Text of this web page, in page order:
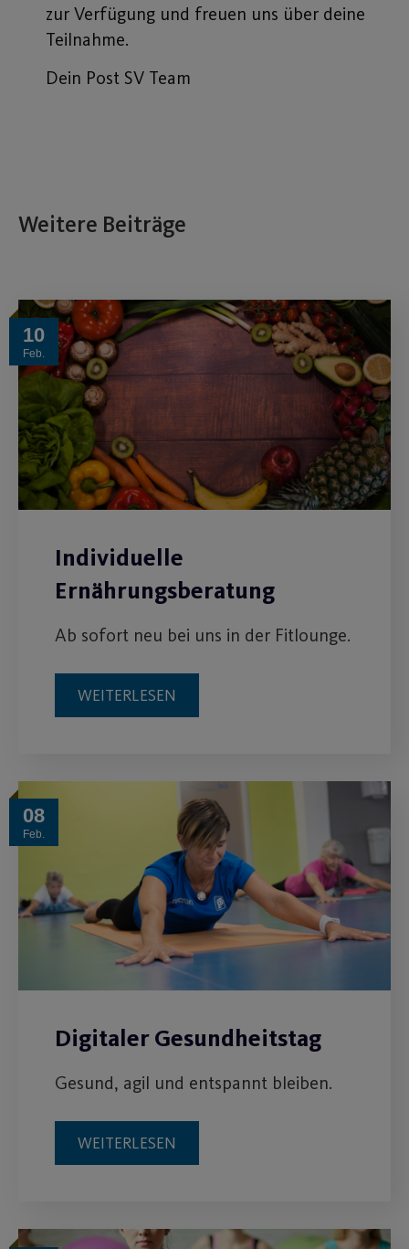
zur Verfügung und freuen uns über deine
Teilnahme.
Dein Post SV Team
Weitere Beiträge
10
Feb.
Individuelle
Ernährungsberatung
Ab sofort neu bei uns in der Fitlounge.
WEITERLESEN
08
Feb.
Digitaler Gesundheitstag
Gesund, agil und entspannt bleiben.
WEITERLESEN